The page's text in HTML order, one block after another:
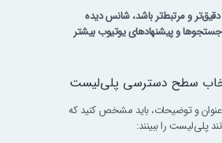
و مرتبط‌تر باشد، شانس دیده
و پیشنهادهای یوتیوب بیشتر
و توضیحات، باید مشخص کنید که
پلی‌لیست را ببینند: